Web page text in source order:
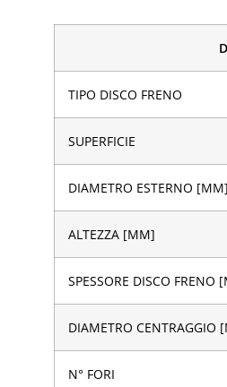
TIPO DISCO FRENO
SUPERFICIE
DIAMETRO ESTERNO [MM]
ALTEZZA [MM]
SPESSORE DISCO FRENO
DIAMETRO CENTRAGGIO
N° FORI